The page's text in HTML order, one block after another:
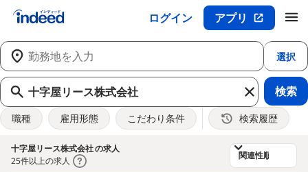
ログイン アプリ
メインコンテンツの開始
選択
検索
職種 雇用形態 こだわり条件 &nbsp; 検索履歴
十字屋リース株式会社 の求人
25件以上の求人